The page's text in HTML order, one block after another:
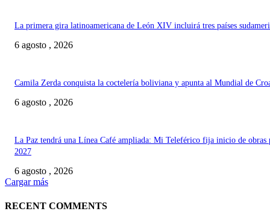
La primera gira latinoamericana de León XIV incluirá tres países
6 agosto , 2026
Camila Zerda conquista la coctelería boliviana y apunta al Mundial de
6 agosto , 2026
La Paz tendrá una Línea Café ampliada: Mi Teleférico fija inicio de obras
2027
6 agosto , 2026
Cargar más
RECENT COMMENTS